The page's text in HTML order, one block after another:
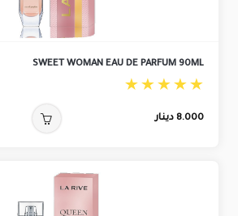
SWEET WOMAN EAU DE PARFUM 90ML
8.000 دينار